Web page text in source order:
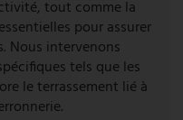
tout comme la
pour assurer
Nous intervenons
tels que les
le terrassement lié à